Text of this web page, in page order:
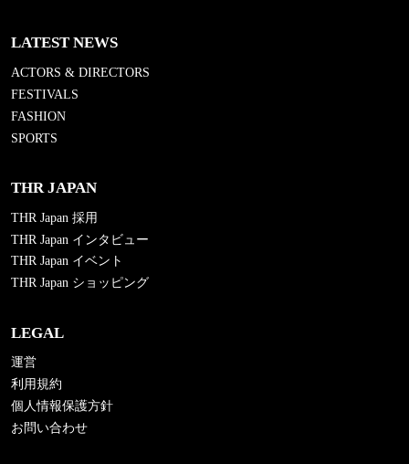
LATEST NEWS
ACTORS & DIRECTORS
FESTIVALS
FASHION
SPORTS
THR JAPAN
THR Japan 採用
THR Japan インタビュー
THR Japan イベント
THR Japan ショッピング
LEGAL
運営
利用規約
個人情報保護方針
お問い合わせ